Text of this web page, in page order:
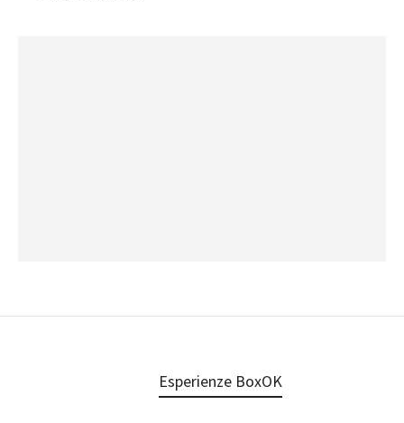
Esperienze BoxOK